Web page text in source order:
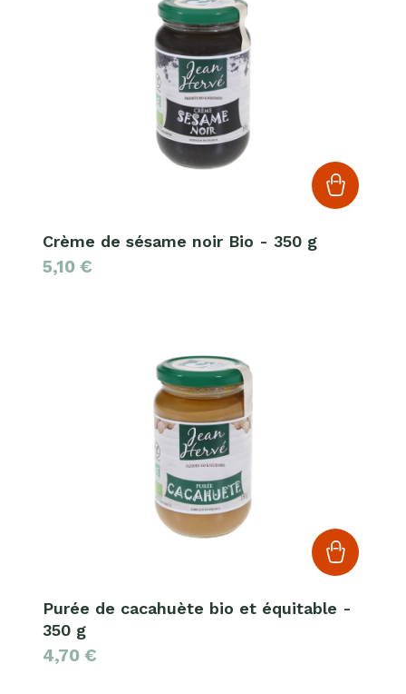
Crème de sésame noir Bio - 350 g
5,10 €
Purée de cacahuète bio et équitable -
350 g
4,70 €